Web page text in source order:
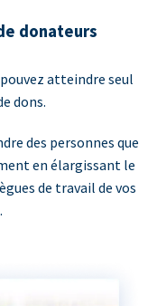
donateurs
atteindre seul
dons.
des personnes que
en élargissant le
de travail de vos